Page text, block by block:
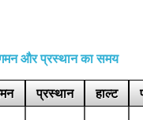
और प्रस्थान का समय
प्रस्थान हाल्ट